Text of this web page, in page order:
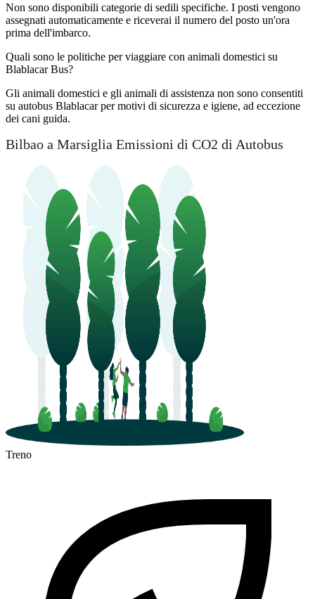
Non sono disponibili categorie di sedili specifiche. I posti vengono
assegnati automaticamente e riceverai il numero del posto un'ora
prima dell'imbarco.
Quali sono le politiche per viaggiare con animali domestici su
Blablacar Bus?
Gli animali domestici e gli animali di assistenza non sono consentiti
su autobus Blablacar per motivi di sicurezza e igiene, ad eccezione
dei cani guida.
Bilbao a Marsiglia Emissioni di CO2 di Autobus
Treno